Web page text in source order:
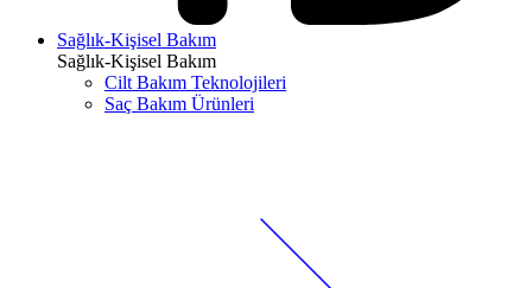
Sağlık-Kişisel Bakım
Sağlık-Kişisel Bakım
Cilt Bakım Teknolojileri
Saç Bakım Ürünleri